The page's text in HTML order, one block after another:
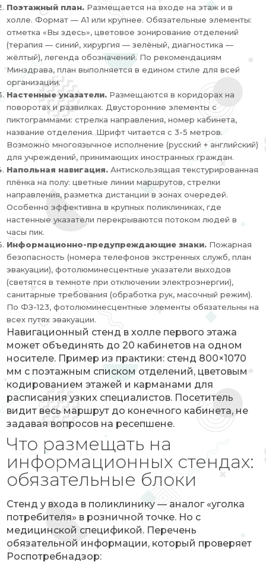
Поэтажный план. Размещается на входе на этаж и в
холле. Формат — А1 или крупнее. Обязательные элементы:
отметка «Вы здесь», цветовое зонирование отделений
(терапия — синий, хирургия — зелёный, диагностика —
жёлтый), легенда обозначений. По рекомендациям
Минздрава, план выполняется в едином стиле для всей
организации.
Настенные указатели. Размещаются в коридорах на
поворотах и развилках. Двусторонние элементы с
пиктограммами: стрелка направления, номер кабинета,
название отделения. Шрифт читается с 3-5 метров.
Возможно многоязычное исполнение (русский + английский)
для учреждений, принимающих иностранных граждан.
Напольная навигация. Антискользящая текстурированная
плёнка на полу: цветные линии маршрутов, стрелки
направления, разметка дистанции в зонах очередей.
Особенно эффективна в крупных поликлиниках, где
настенные указатели перекрываются потоком людей в
часы пик.
Информационно-предупреждающие знаки. Пожарная
безопасность (номера телефонов экстренных служб, план
эвакуации), фотолюминесцентные указатели выходов
(светятся в темноте при отключении электроэнергии),
санитарные требования (обработка рук, масочный режим).
По ФЗ-123, фотолюминесцентные элементы обязательны на
всех путях эвакуации.
Навигационный стенд в холле первого этажа
может объединять до 20 кабинетов на одном
носителе. Пример из практики: стенд 800×1070
мм с поэтажным списком отделений, цветовым
кодированием этажей и карманами для
расписания узких специалистов. Посетитель
видит весь маршрут до конечного кабинета, не
задавая вопросов на ресепшене.
Что размещать на
информационных стендах:
обязательные блоки
Стенд у входа в поликлинику — аналог «уголка
потребителя» в розничной точке. Но с
медицинской спецификой. Перечень
обязательной информации, который проверяет
Роспотребнадзор: